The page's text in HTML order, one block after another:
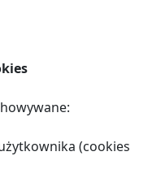
(cookies